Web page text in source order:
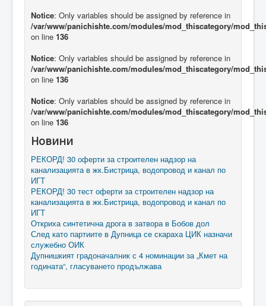
Notice: Only variables should be assigned by reference in
/var/www/panichishte.com/modules/mod_thiscategory/
on line 136
Notice: Only variables should be assigned by reference in
/var/www/panichishte.com/modules/mod_thiscategory/
on line 136
Notice: Only variables should be assigned by reference in
/var/www/panichishte.com/modules/mod_thiscategory/
on line 136
Новини
РЕКОРД! 30 оферти за строителен надзор на
канализацията в жк.Бистрица, водопровод и канал по
ИГТ
РЕКОРД! 30 тест оферти за строителен надзор на
канализацията в жк.Бистрица, водопровод и канал по
ИГТ
Откриха синтетична дрога в затвора в Бобов дол
След като партиите в Дупница се скараха ЦИК назначи
служебно ОИК
Дупнишкият градоначалник с 4 номинации за „Кмет на
годината“, гласуването продължава